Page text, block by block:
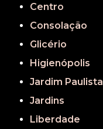
Centro
Consolação
Glicério
Higienópolis
Jardim Paulista
Jardins
Liberdade